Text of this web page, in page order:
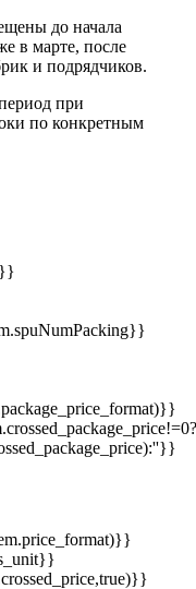
до начала
в марте, после
и подрядчиков.
при
по конкретным